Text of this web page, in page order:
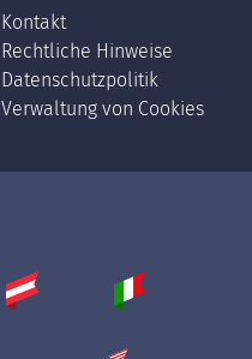
Kontakt
Rechtliche Hinweise
Datenschutzpolitik
Verwaltung von Cookies